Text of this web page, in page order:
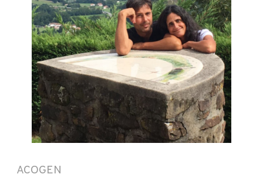
ACOGEN